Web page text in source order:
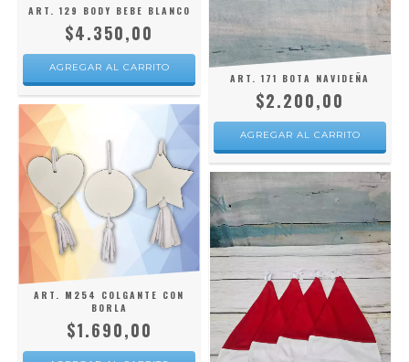
ART. 129 BODY BEBE BLANCO
$4.350,00
AGREGAR AL CARRITO
ART. 171 BOTA NAVIDEÑA
$2.200,00
AGREGAR AL CARRITO
ART. M254 COLGANTE CON
BORLA
$1.690,00